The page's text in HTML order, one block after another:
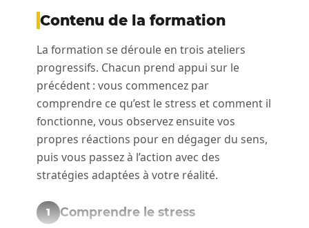
Contenu de la formation
La formation se déroule en trois ateliers
progressifs. Chacun prend appui sur le
précédent : vous commencez par
comprendre ce qu’est le stress et comment il
fonctionne, vous observez ensuite vos
propres réactions pour en dégager du sens,
puis vous passez à l’action avec des
stratégies adaptées à votre réalité.
1 Comprendre le stress